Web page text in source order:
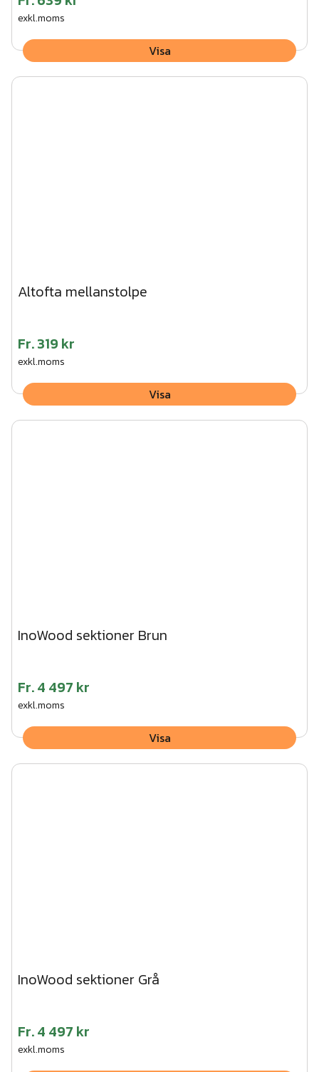
exkl.moms
Visa
Altofta mellanstolpe
Fr.319 kr
exkl.moms
Visa
InoWood sektioner Brun
Fr.4 497 kr
exkl.moms
Visa
InoWood sektioner Grå
Fr.4 497 kr
exkl.moms